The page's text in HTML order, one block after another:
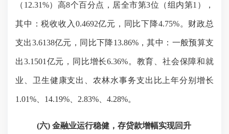
（ 12.31%）高8个百分点，居全市第3位（组内第1 ），
其中：税收收入 0.4692亿元，同比下降4.75%。财政总
支出3.6138亿元，同比下降13.86%，其中：一般预算支
出3.1501 亿元，同比增长6.36%。教育、社会保障和就
业、卫生健康支出、农林水事务支出比上年分别增长
1.01%、14.19%、2.83%、4.28%。
(六) 金融业运行稳健，存贷款增幅实现回升